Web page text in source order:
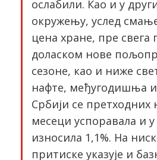
ослабили. Као и у
окружењу, услед
цена хране, пре свега
доласком нове
сезоне, као и ниже
нафте, међугодишња
Србији се претходних
месеци успоравала и у
износила 1,1%. На
притиске указује и